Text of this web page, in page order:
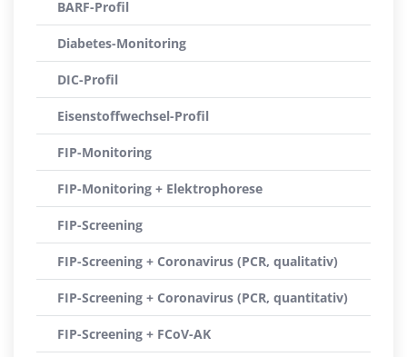
BARF-Profil
Diabetes-Monitoring
DIC-Profil
Eisenstoffwechsel-Profil
FIP-Monitoring
FIP-Monitoring + Elektrophorese
FIP-Screening
FIP-Screening + Coronavirus (PCR, qualitativ)
FIP-Screening + Coronavirus (PCR, quantitativ)
FIP-Screening + FCoV-AK